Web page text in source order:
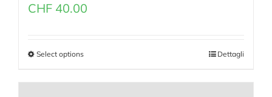
CHF 40.00
Select options Dettagli